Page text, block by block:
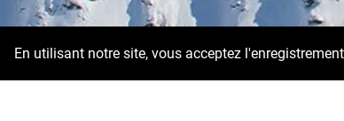
En utilisant notre site, vous acceptez